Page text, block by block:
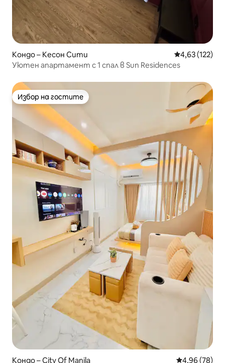
Кондо – Кесон Сити Средна
4,63 (122)
Уютен апартамент с 1 спал в Sun Residences
Избор на гостите
Избор на гостите
Кондо – City Of Manila Средна
4,96 (78)